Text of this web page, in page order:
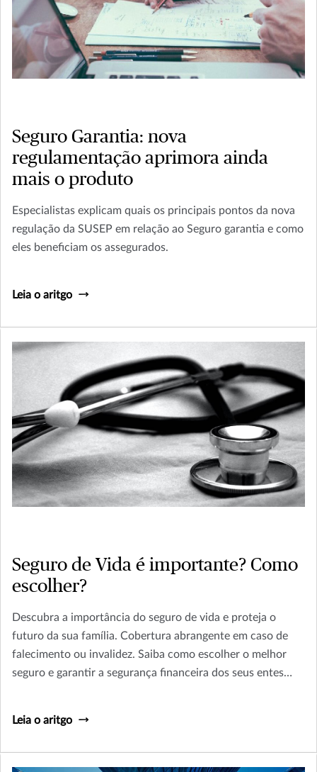
Seguro Garantia: nova
regulamentação aprimora ainda
mais o produto
Especialistas explicam quais os principais pontos da nova
regulação da SUSEP em relação ao Seguro garantia e como
eles beneficiam os assegurados.
Leia o aritgo
Seguro de Vida é importante? Como
escolher?
Descubra a importância do seguro de vida e proteja o
futuro da sua família. Cobertura abrangente em caso de
falecimento ou invalidez. Saiba como escolher o melhor
seguro e garantir a segurança financeira dos seus entes
Leia o aritgo